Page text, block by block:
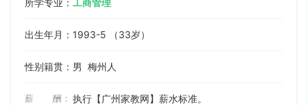
出生年月：1993-5 （33岁）
性别籍贯：男 梅州人
薪 酬： 执行【广州家教网】薪水标准。